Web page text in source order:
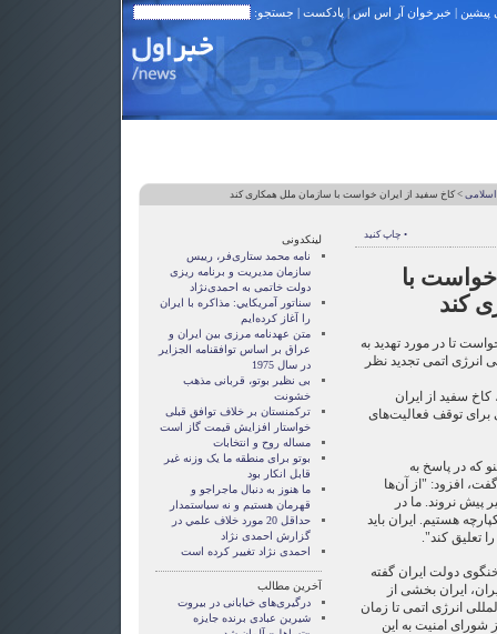
پیشین | خبرخوان آر اس اس| پادکست | جستجو:
> کاخ سفید از ایران خواست با سازمان ملل همکاری کند
• چاپ کنید
خواست با
کند
تا در مورد تهدید به
انرژی اتمی تجدید نظر
سفید از ایران
برای توقف فعالیت‌های
که در پاسخ به
افزود: "از آن‌ها
پیش نروند. ما در
هستیم. ایران باید
تعلیق کند".
دولت ایران گفته
ایران بخشی از
انرژی اتمی تا زمان
امنیت به این
لینکدونی
نامه محمد ستاری‌فر، رییس
سازمان مدیریت و برنامه ریزی
دولت خاتمی به احمدی‌نژاد
سناتور آمريکايي: مذاکره با ايران
را آغاز کرده‌ايم
متن عهدنامه مرزى بين ايران و
عراق بر اساس توافقنامه الجزاير
در سال 1975
بی نظیر بوتو، قربانی مذهب
خشونت
ترکمنستان بر خلاف توافق قبلی
خواستار افزایش قیمت گاز است
مساله روح و انتخابات
بوتو برای منطقه ما یک وزنه غیر
قابل انکار بود
ما هنوز به دنبال ماجراجو و
قهرمان هستيم و نه سياستمدار
حداقل 20 مورد خلاف علمي در
گزارش احمدی نژاد
احمدی نژاد تغییر کرده است
آخرین مطالب
درگیری‌های خیابانی در بیروت
شیرین عبادی برنده جایزه